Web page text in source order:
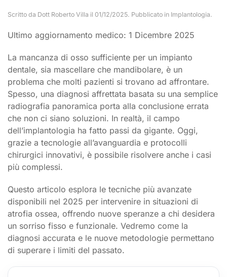
Scritto da Dott Roberto Villa il 01/12/2025. Pubblicato in Implantologia.
Ultimo aggiornamento medico: 1 Dicembre 2025
La mancanza di osso sufficiente per un impianto
dentale, sia mascellare che mandibolare, è un
problema che molti pazienti si trovano ad affrontare.
Spesso, una diagnosi affrettata basata su una semplice
radiografia panoramica porta alla conclusione errata
che non ci siano soluzioni. In realtà, il campo
dell’implantologia ha fatto passi da gigante. Oggi,
grazie a tecnologie all’avanguardia e protocolli
chirurgici innovativi, è possibile risolvere anche i casi
più complessi.
Questo articolo esplora le tecniche più avanzate
disponibili nel 2025 per intervenire in situazioni di
atrofia ossea, offrendo nuove speranze a chi desidera
un sorriso fisso e funzionale. Vedremo come la
diagnosi accurata e le nuove metodologie permettano
di superare i limiti del passato.